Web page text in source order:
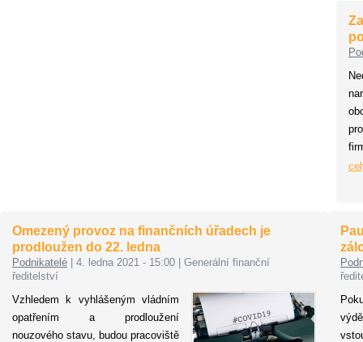
z
Omezený provoz na finančních úřadech je
prodloužen do 22. ledna
Podnikatelé 4. ledna 2021 - 15:00
Generální finanční
ředitelství
Vzhledem k vyhlášeným vládním
opatřením a prodloužení
nouzového stavu, budou pracoviště